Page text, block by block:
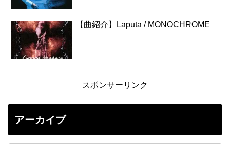
【曲紹介】Laputa / MONOCHROME
スポンサーリンク
アーカイブ